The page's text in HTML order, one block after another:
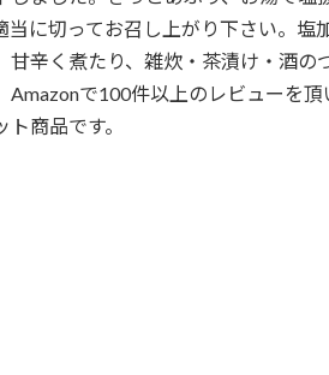
当に切ってお召し上がり下さい。塩
甘辛く煮たり、雑炊・茶漬け・酒の
Amazonで100件以上のレビューを頂
ト商品です。